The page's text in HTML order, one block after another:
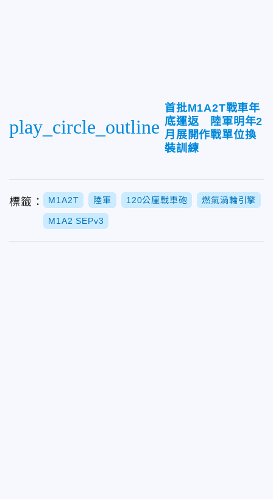
play_circle_outline
首批M1A2T戰車年
底運返 陸軍明年2
月展開作戰單位換
裝訓練
標籤： M1A2T 陸軍 120公厘戰車砲 燃氣渦輪引擎
M1A2 SEPv3